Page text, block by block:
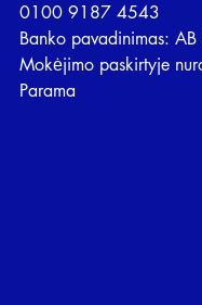
0100 9187 4543
Banko pavadinimas:
Mokėjimo paskirtyje
Parama